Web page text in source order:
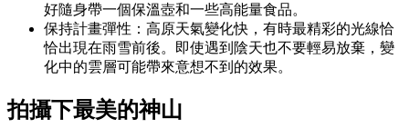
好隨身帶一個保溫壺和一些高能量食品。
保持計畫彈性：高原天氣變化快，有時最精彩的光線恰
恰出現在雨雪前後。即使遇到陰天也不要輕易放棄，變
化中的雲層可能帶來意想不到的效果。
拍攝下最美的神山